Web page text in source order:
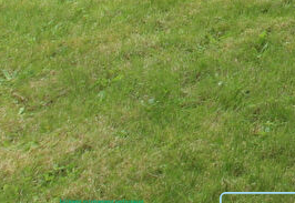
page 11 de nos honoraires